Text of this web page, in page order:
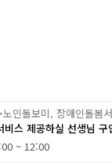
인돌보미, 장애인돌봄
공하실 선생님 구인(요양보호사
~ 12:00